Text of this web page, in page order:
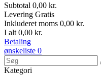
Subtotal 0,00 kr.
Levering Gratis
Inkluderet moms 0,00 kr.
I alt 0,00 kr.
Betaling
ønskeliste 0
Kategori